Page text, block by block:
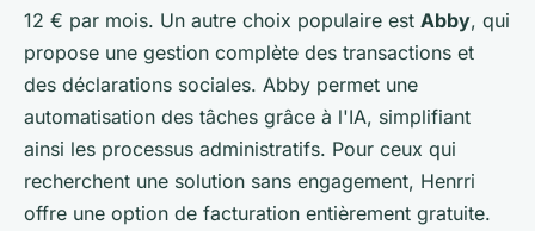
12 € par mois. Un autre choix populaire est Abby, qui
propose une gestion complète des transactions et
des déclarations sociales. Abby permet une
automatisation des tâches grâce à l'IA, simplifiant
ainsi les processus administratifs. Pour ceux qui
recherchent une solution sans engagement, Henrri
offre une option de facturation entièrement gratuite.